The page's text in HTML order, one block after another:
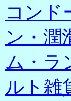
コンド
ン・潤
ム・ラ
ルト雑